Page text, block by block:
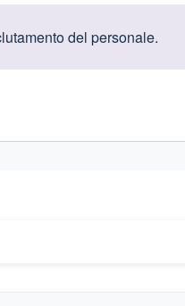
del personale.